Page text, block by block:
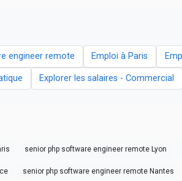
engineer remote Emploi à Paris
Explorer les salaires - Commercial
senior php software engineer remote Lyon
senior php software engineer remote Nantes